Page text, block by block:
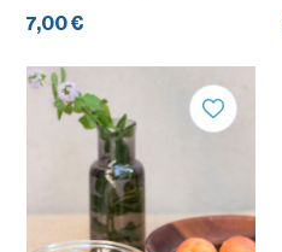
7,00 €
QUANTITÀ